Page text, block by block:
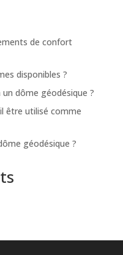
de confort
disponibles ?
dôme géodésique ?
être utilisé comme
géodésique ?